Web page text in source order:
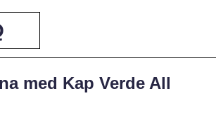
med Kap Verde All